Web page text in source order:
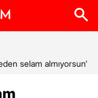
selam almıyorsun'